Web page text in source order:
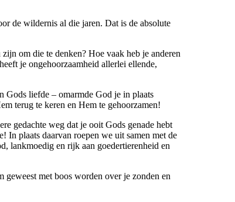
de wildernis al die jaren. Dat is de absolute
om die te denken? Hoe vaak heb je anderen
je ongehoorzaamheid allerlei ellende,
Gods liefde – omarmde God je in plaats
terug te keren en Hem te gehoorzamen!
gedachte weg dat je ooit Gods genade hebt
plaats daarvan roepen we uit samen met de
lankmoedig en rijk aan goedertierenheid en
met boos worden over je zonden en